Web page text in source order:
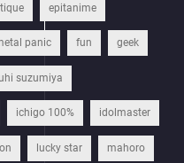
epitanime
panic fun geek
suzumiya
ichigo 100% idolmaster
lucky star mahoro